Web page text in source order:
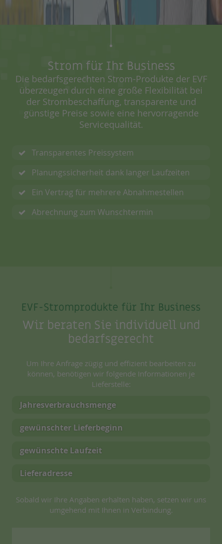
Strom für Ihr Business
Die bedarfsgerechten Strom-Produkte der EVF
überzeugen durch eine große Flexibilität bei
der Strombeschaffung, transparente und
günstige Preise sowie eine hervorragende
Servicequalität.
Transparentes Preissystem
Planungssicherheit dank langer Laufzeiten
Ein Vertrag für mehrere Abnahmestellen
Abrechnung zum Wunschtermin
EVF-Stromprodukte für Ihr Business
Wir beraten Sie individuell und
bedarfsgerecht
Um Ihre Anfrage zügig und effizient bearbeiten zu
können, benötigen wir folgende Informationen je
Lieferstelle:
Jahresverbrauchsmenge
gewünschter Lieferbeginn
gewünschte Laufzeit
Lieferadresse
Sobald wir Ihre Angaben erhalten haben, setzen wir uns
umgehend mit Ihnen in Verbindung.